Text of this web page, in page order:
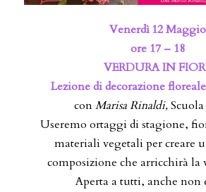
Venerdì 12 Maggio
ore 17 – 18
VERDURA IN
Lezione di decorazione
conMarisa Rinaldi,
Useremo ortaggi di stagione,
materiali vegetali per creare
composizione che arricchirà la
Aperta a tutti, anche non